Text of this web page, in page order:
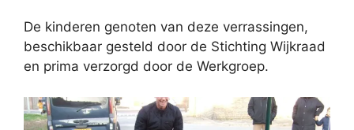
De kinderen genoten van deze verrassingen,
beschikbaar gesteld door de Stichting Wijkraad
en prima verzorgd door de Werkgroep.